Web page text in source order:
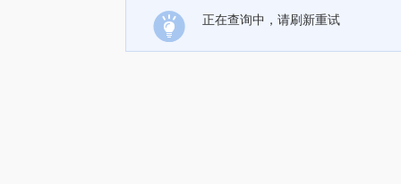
正在查询中，请刷新重试